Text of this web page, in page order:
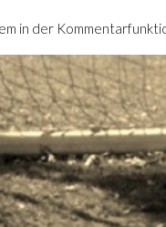
in der